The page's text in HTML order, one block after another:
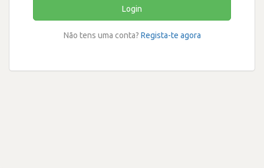
Login
Não tens uma conta? Regista-te agora